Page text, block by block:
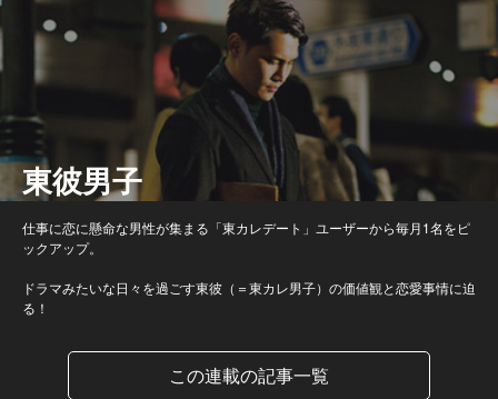
東彼男子
仕事に恋に懸命な男性が集まる「東カレデート」ユーザーから毎月1名をピ
ックアップ。
ドラマみたいな日々を過ごす東彼（＝東カレ男子）の価値観と恋愛事情に迫
る！
この連載の記事一覧